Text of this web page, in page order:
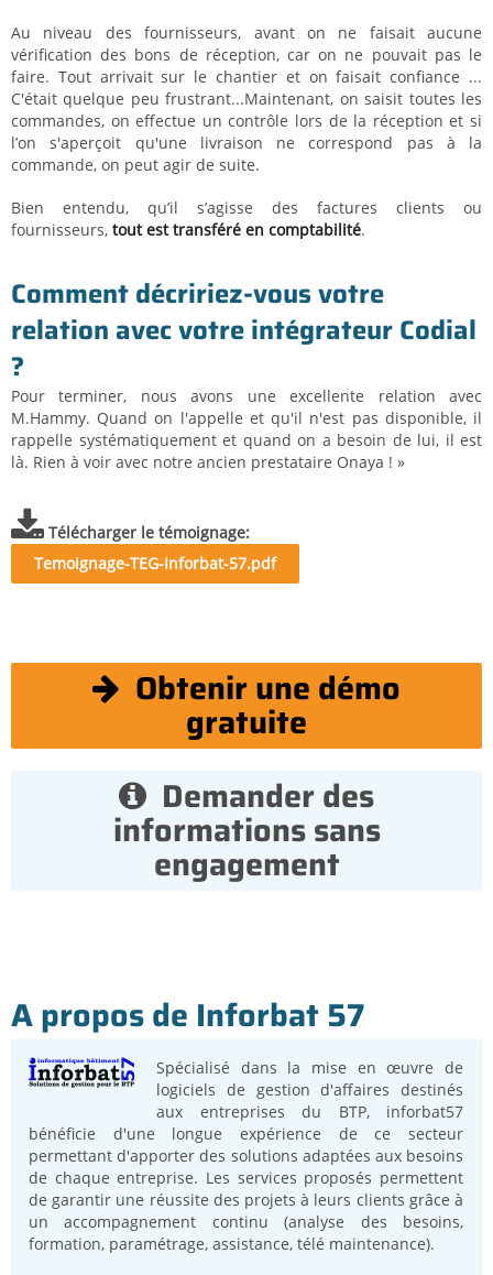
Au niveau des fournisseurs, avant on ne faisait aucune
vérification des bons de réception, car on ne pouvait pas le
faire. Tout arrivait sur le chantier et on faisait confiance ...
C'était quelque peu frustrant...Maintenant, on saisit toutes les
commandes, on effectue un contrôle lors de la réception et si
l’on s'aperçoit qu'une livraison ne correspond pas à la
commande, on peut agir de suite.
Bien entendu, qu’il s’agisse des factures clients ou
fournisseurs, tout est transféré en comptabilité.
Comment décririez-vous votre
relation avec votre intégrateur Codial
?
Pour terminer, nous avons une excellente relation avec
M.Hammy. Quand on l'appelle et qu'il n'est pas disponible, il
rappelle systématiquement et quand on a besoin de lui, il est
là. Rien à voir avec notre ancien prestataire Onaya ! »
Télécharger le témoignage
Temoignage-TEG-Inforbat-57.pdf
Obtenir une démo
gratuite
Demander des
informations sans
engagement
A propos de Inforbat 57
Spécialisé dans la mise en œuvre de
logiciels de gestion d'affaires destinés
aux entreprisesdu BTP, inforbat57
bénéficie d'une longue expérience de ce secteur
permettant d'apporter des solutions adaptées aux besoins
de chaque entreprise. Les services proposés permettent
de garantir une réussite des projets à leurs clients grâce à
unaccompagnement continu (analyse des besoins,
formation, paramétrage, assistance, télé maintenance).